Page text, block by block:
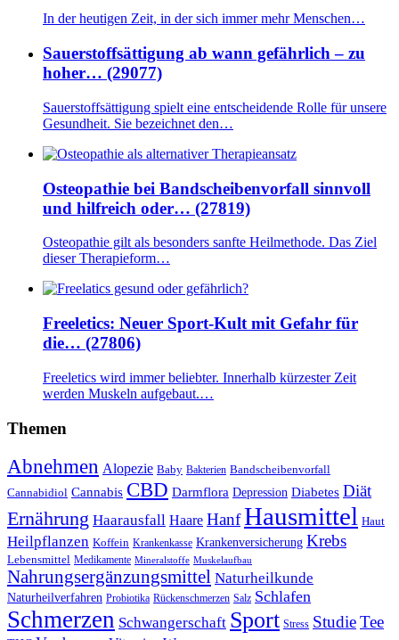
In der heutigen Zeit, in der sich immer mehr Menschen…
Sauerstoffsättigung ab wann gefährlich – zu
hoher… (29077)
Sauerstoffsättigung spielt eine entscheidende Rolle für unsere
Gesundheit. Sie bezeichnet den…
Osteopathie bei Bandscheibenvorfall sinnvoll
und hilfreich oder… (27819)
Osteopathie gilt als besonders sanfte Heilmethode. Das Ziel
dieser Therapieform…
Freeletics: Neuer Sport-Kult mit Gefahr für
die… (27806)
Freeletics wird immer beliebter. Innerhalb kürzester Zeit
werden Muskeln aufgebaut.…
Themen
Abnehmen Alopezie Baby Bakterien Bandscheibenvorfall
Cannabidiol Cannabis CBD Darmflora Depression Diabetes Diät
Ernährung Haarausfall Haare HanfHausmittel Haut
Heilpflanzen Koffein Krankenkasse Krankenversicherung Krebs
Lebensmittel Medikamente Mineralstoffe Muskelaufbau
Nahrungsergänzungsmittel Naturheilkunde
Naturheilverfahren Probiotika Rückenschmerzen Salz Schlafen
Schmerzen Schwangerschaft Sport Stress StudieTee